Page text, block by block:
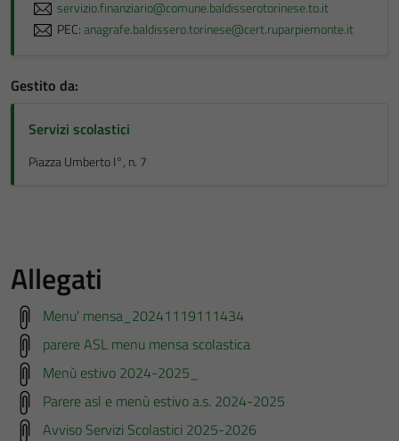
servizio.finanziario@comune.baldisserotorinese.to.it
PEC:anagrafe.baldissero.torinese@cert.ruparpiemonte.it
Gestito da:
Servizi scolastici
Piazza Umberto I°, n. 7
Allegati
Menu' mensa_20241119111434
parere ASL menu mensa scolastica
Menù estivo 2024-2025_
Parere asl e menù estivo a.s. 2024-2025
Avviso Servizi Scolastici 2025-2026